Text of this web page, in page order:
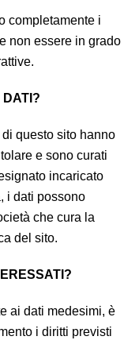
completamente i
non essere in grado
DATI?
di questo sito hanno
e sono curati
incaricato
i dati possono
che cura la
del sito.
ai dati medesimi, è
i diritti previsti